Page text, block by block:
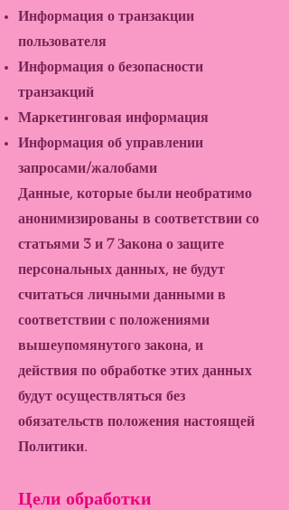
Информация о транзакции
пользователя
Информация о безопасности
транзакций
Маркетинговая информация
Информация об управлении
запросами/жалобами
Данные, которые были необратимо
анонимизированы в соответствии со
статьями 3 и 7 Закона о защите
персональных данных, не будут
считаться личными данными в
соответствии с положениями
вышеупомянутого закона, и
действия по обработке этих данных
будут осуществляться без
обязательств положения настоящей
Политики.
Цели обработки